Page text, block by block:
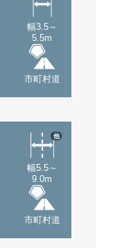
幅3.5～
5.5m
市町村道
幅5.5～
9.0m
他
市町村道